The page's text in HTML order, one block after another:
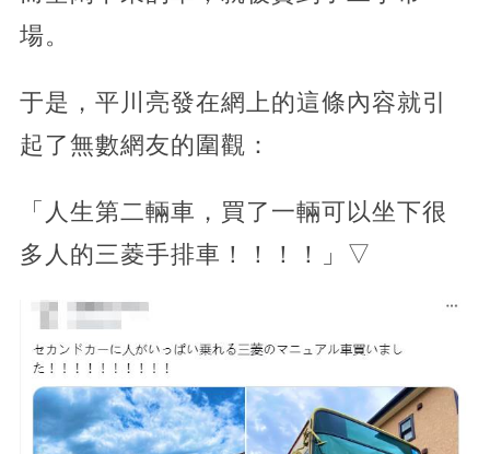
場。
于是，平川亮發在網上的這條內容就引
起了無數網友的圍觀：
「人生第二輛車，買了一輛可以坐下很
多人的三菱手排車！！！！」▽